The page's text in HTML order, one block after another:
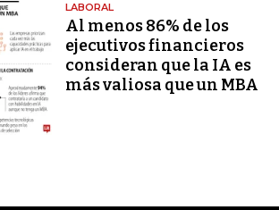
LABORAL
Al menos 86% de los
ejecutivos financieros
consideran que la IA es
más valiosa que un MBA